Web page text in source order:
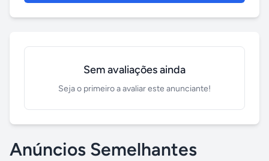
Sem avaliações ainda
Seja o primeiro a avaliar este anunciante!
Anúncios Semelhantes